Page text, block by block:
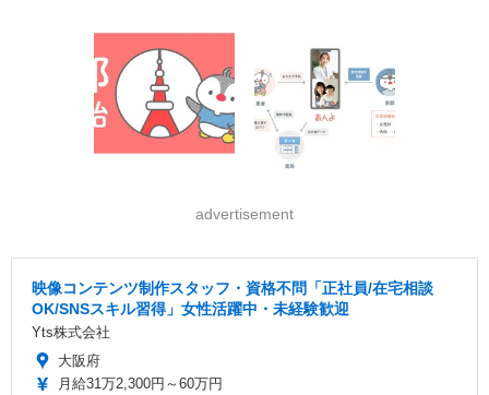
advertisement
映像コンテンツ制作スタッフ・資格不問「正社員/在宅相談
OK/SNSスキル習得」女性活躍中・未経験歓迎
Yts株式会社
大阪府
月給31万2,300円～60万円